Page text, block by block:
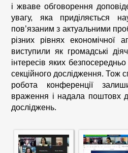
і жваве обговорення
увагу, яка приділяється
пов’язаним з актуальними
різних рівнях економічної
виступили як громадські
інтересів яких
секційного дослідження. Тож
робота конференції
враження і надала поштовх
досліджень.